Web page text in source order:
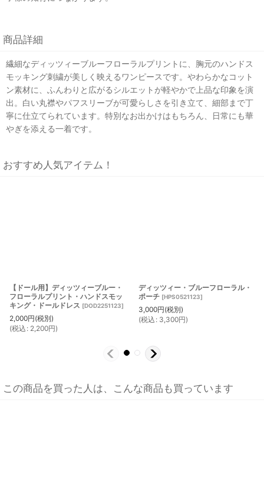
商品詳細
繊細なディッツィーブルーフローラルプリントに、胸元のハンドス
モッキング刺繍が美しく映えるワンピースです。やわらかなコット
ン素材に、ふんわりと広がるシルエットが軽やかで上品な印象を演
出。白い丸襟やパフスリーブが可愛らしさを引き立て、細部まで丁
寧に仕立てられています。特別なお出かけはもちろん、日常にも華
やぎを添える一着です。
おすすめ人気アイテム！
【ドール用】ディッツィーブルー・
フローラルプリント・ハンドスモッ
キング・ドールドレス [DOD2251123]
2,000円(税別)
(税込 : 2,200円)
ディッツィー・ブルーフローラル・
ポーチ [HPS0521123]
3,000円(税別)
(税込 : 3,300円)
この商品を買った人は、こんな商品も買っています